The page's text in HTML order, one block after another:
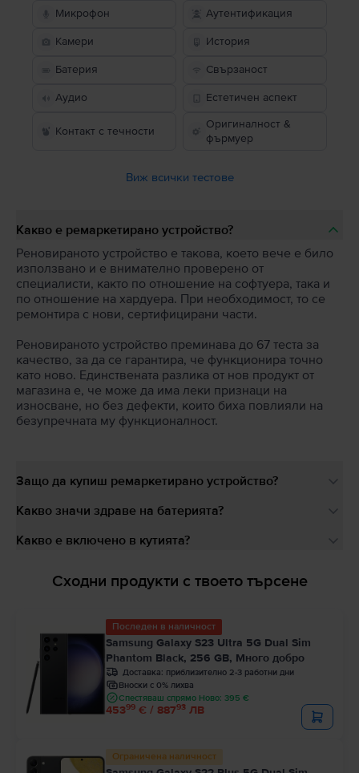
Микрофон Аутентификация
Камери История
Батерия Свързаност
Аудио Естетичен аспект
Контакт с течности
Оригиналност &
фърмуер
Виж всички тестове
Какво е ремаркетирано устройство?
Реновираното устройство е такова, което вече е било
използвано и е внимателно проверено от
специалисти, както по отношение на софтуера, така и
по отношение на хардуера. При необходимост, то се
ремонтира с нови, сертифицирани части.
Реновираното устройство преминава до 67 теста за
качество, за да се гарантира, че функционира точно
като ново. Единствената разлика от нов продукт от
магазина е, че може да има леки признаци на
износване, но без дефекти, които биха повлияли на
безупречната му функционалност.
Защо да купиш ремаркетирано устройство?
Какво значи здраве на батерията?
Какво е включено в кутията?
Сходни продукти с твоето търсене
Последен в наличност
Samsung Galaxy S23 Ultra 5G Dual Sim
Phantom Black, 256 GB, Много добро
Доставка: приблизително 2-3 работни дни
Вноски с 0% лихва
Спестяваш спрямо Ново: 395 €
45399 € / 88793 ЛВ
Ограничена наличност